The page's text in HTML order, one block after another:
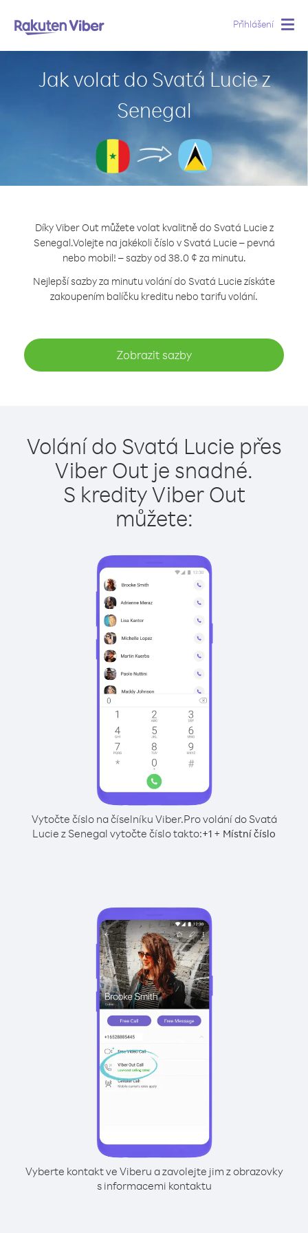
Přihlášení
Jak volat do Svatá Lucie z
Senegal
Díky Viber Out můžete volat kvalitně do Svatá Lucie z
Senegal.Volejte na jakékoli číslo v Svatá Lucie – pevná
nebo mobil! – sazby od 38.0 ¢ za minutu.
Nejlepší sazby za minutu volání do Svatá Lucie získáte
zakoupením balíčku kreditu nebo tarifu volání.
Zobrazit sazby
Volání do Svatá Lucie přes
Viber Out je snadné.
S kredity Viber Out
můžete:
Vytočte číslo na číselníku Viber.Pro volání do Svatá
Lucie z Senegal vytočte číslo takto:+1 + Místní číslo
Vyberte kontakt ve Viberu a zavolejte jim z obrazovky
s informacemi kontaktu